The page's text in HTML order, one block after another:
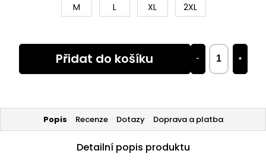
M L XL 2XL
+
−
Přidat do košíku
Popis Recenze Dotazy Doprava a platba
Detailní popis produktu